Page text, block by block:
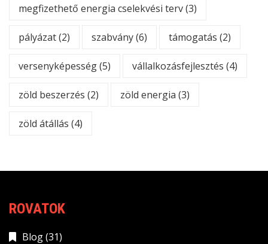
megfizethető energia cselekvési terv(3)
pályázat(2) szabvány(6) támogatás (2)
versenyképesség(5) vállalkozásfejlesztés (4)
zöld beszerzés (2) zöld energia (3)
zöld átállás (4)
ROVATOK
Blog(31)